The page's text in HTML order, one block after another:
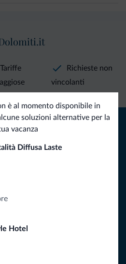
è al momento disponibile in
soluzioni alternative per la
vacanza
Diffusa Laste
Hotel
Tariffe
Richieste non
vincolanti
Dolomiti.it
dalle Dolomiti
esclusive e news per la tua
nelle Dolomiti.
ALLA NEWSLETTER